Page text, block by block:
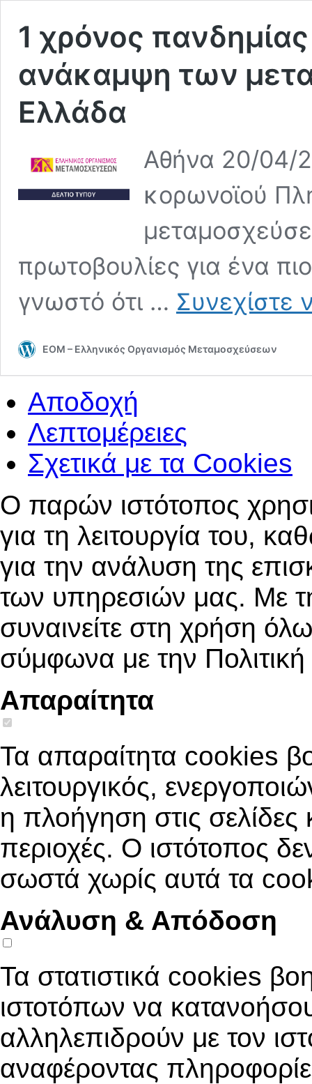
1 χρόνος
ανάκαμψη των
Ελλάδα
Αθήνα 20/04/
κορωνοϊού
πρωτοβουλίες για ένα
γνωστό ότι … Συνεχίστε
EOM – Ελληνικός Οργανισμός Μεταμοσχεύσεων
Αποδοχή
Λεπτομέρειες
Σχετικά με τα Cookies
Ο παρών ιστότοπος
για τη λειτουργία του,
για την ανάλυση της
των υπηρεσιών μας. Με
συναινείτε στη χρήση
σύμφωνα με την
Απαραίτητα
Τα απαραίτητα cookies
λειτουργικός,
η πλοήγηση στις
περιοχές. Ο ιστότοπος
σωστά χωρίς αυτά τα
Ανάλυση & Απόδοση
Τα στατιστικά cookies
ιστοτόπων να
αλληλεπιδρούν με τον
αναφέροντας